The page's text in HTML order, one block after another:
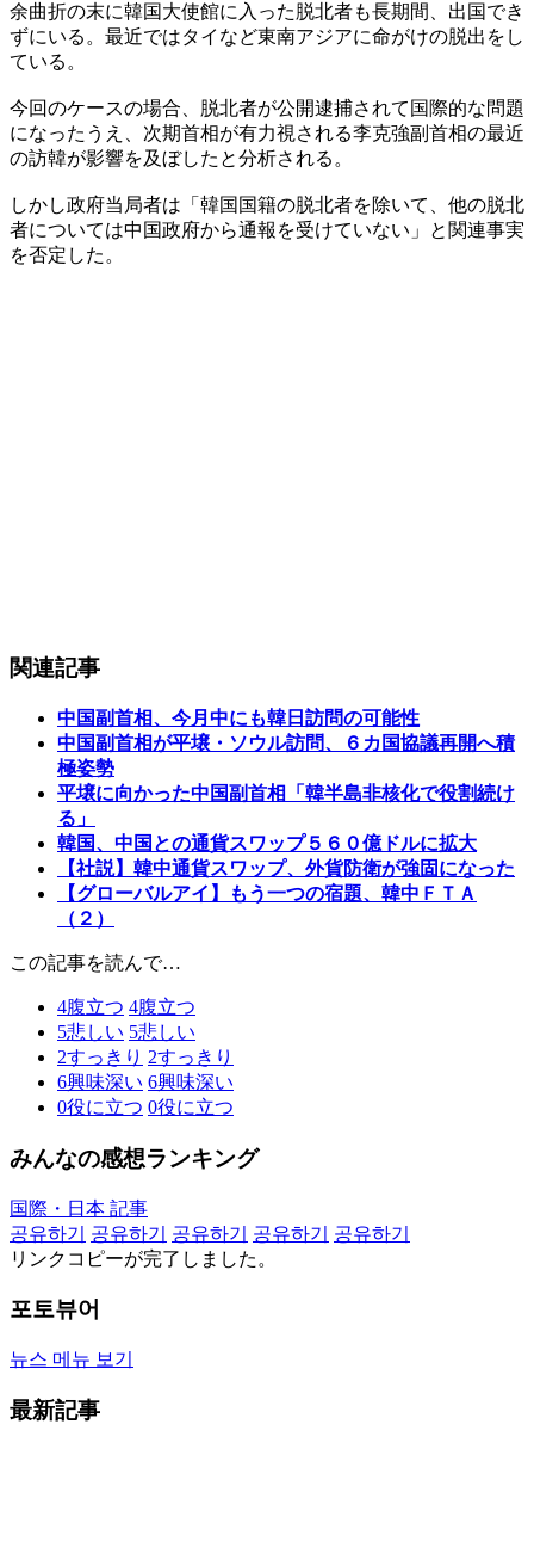
余曲折の末に韓国大使館に入った脱北者も長期間、出国でき
ずにいる。最近ではタイなど東南アジアに命がけの脱出をし
ている。
今回のケースの場合、脱北者が公開逮捕されて国際的な問題
になったうえ、次期首相が有力視される李克強副首相の最近
の訪韓が影響を及ぼしたと分析される。
しかし政府当局者は「韓国国籍の脱北者を除いて、他の脱北
者については中国政府から通報を受けていない」と関連事実
を否定した。
関連記事
中国副首相、今月中にも韓日訪問の可能性
中国副首相が平壌・ソウル訪問、６カ国協議再開へ積
極姿勢
平壌に向かった中国副首相「韓半島非核化で役割続け
る」
韓国、中国との通貨スワップ５６０億ドルに拡大
【社説】韓中通貨スワップ、外貨防衛が強固になった
【グローバルアイ】もう一つの宿題、韓中ＦＴＡ
（２）
この記事を読んで…
4腹立つ 4腹立つ
5悲しい 5悲しい
2すっきり 2すっきり
6興味深い 6興味深い
0役に立つ 0役に立つ
みんなの感想ランキング
国際・日本 記事
공유하기
공유하기 공유하기 공유하기
공유하기
リンクコピーが完了しました。
포토뷰어
뉴스 메뉴 보기
最新記事